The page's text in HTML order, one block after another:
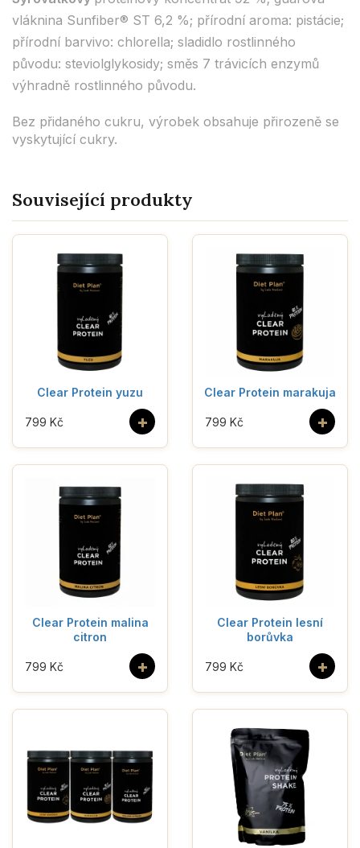
vláknina Sunfiber® ST 6,2 %; přírodní aroma: pistácie;
přírodní barvivo: chlorella; sladidlo rostlinného
původu: steviolglykosidy; směs 7 trávicích enzymů
výhradně rostlinného původu.
Bez přidaného cukru, výrobek obsahuje přirozeně se
vyskytující cukry.
Související produkty
Clear Protein yuzu
+
799 Kč
Clear Protein marakuja
+
799 Kč
Clear Protein malina
citron
+
799 Kč
Clear Protein lesní
borůvka
+
799 Kč